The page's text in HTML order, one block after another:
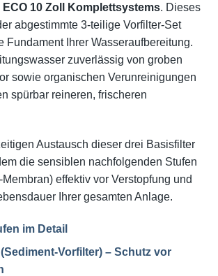
ECO 10 Zoll Komplettsystems. Dieses
abgestimmte 3-teilige Vorfilter-Set
Fundament Ihrer Wasseraufbereitung.
zuverlässig von groben
sowie organischen Verunreinigungen
spürbar reineren, frischeren
Austausch dieser drei Basisfilter
die sensiblen nachfolgenden Stufen
effektiv vor Verstopfung und
Ihrer gesamten Anlage.
im Detail
Vorfilter) – Schutz vor